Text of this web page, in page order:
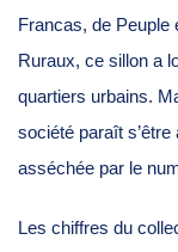
Francas, de Peuple
Ruraux, ce sillon a
quartiers urbains.
société paraît
asséchée par le
Les chiffres du